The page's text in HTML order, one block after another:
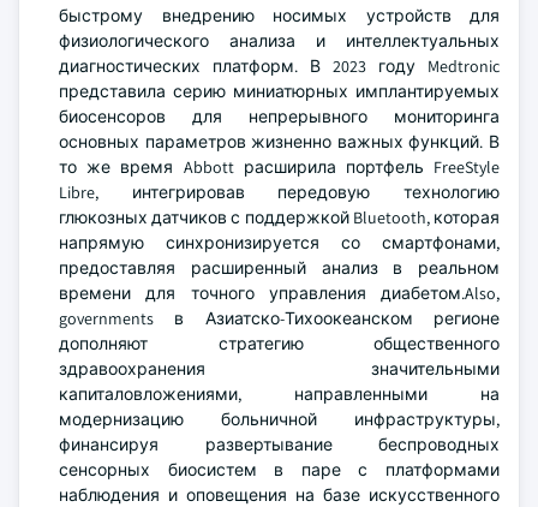
быстрому внедрению носимых устройств для
физиологического анализа и интеллектуальных
диагностических платформ. В 2023 году Medtronic
представила серию миниатюрных имплантируемых
биосенсоров для непрерывного мониторинга
основных параметров жизненно важных функций. В
то же время Abbott расширила портфель FreeStyle
Libre, интегрировав передовую технологию
глюкозных датчиков с поддержкой Bluetooth, которая
напрямую синхронизируется со смартфонами,
предоставляя расширенный анализ в реальном
времени для точного управления диабетом.Also,
governments в Азиатско-Тихоокеанском регионе
дополняют стратегию общественного
здравоохранения значительными
капиталовложениями, направленными на
модернизацию больничной инфраструктуры,
финансируя развертывание беспроводных
сенсорных биосистем в паре с платформами
наблюдения и оповещения на базе искусственного